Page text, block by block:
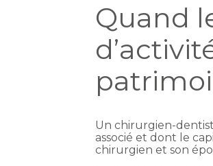
Quand
Un chirurgien-
associé et dont le
chirurgien et son